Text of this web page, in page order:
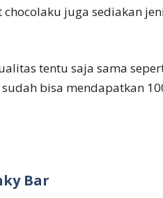
juga sediakan
tentu saja sama
bisa mendapatkan
Bar